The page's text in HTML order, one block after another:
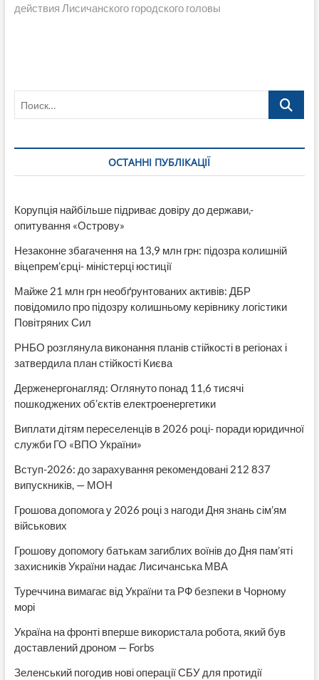
действия Лисичанского городского головы
Поиск…
ОСТАННІ ПУБЛІКАЦІЇ
Корупція найбільше підриває довіру до держави,-
опитування «Острову»
Незаконне збагачення на 13,9 млн грн: підозра колишній
віцепрем’єрці- міністерці юстиції
Майже 21 млн грн необґрунтованих активів: ДБР
повідомило про підозру колишньому керівнику логістики
Повітряних Сил
РНБО розглянула виконання планів стійкості в регіонах і
затвердила план стійкості Києва
Держенергонагляд: Оглянуто понад 11,6 тисячі
пошкоджених об’єктів електроенергетики
Виплати дітям переселенців в 2026 році- поради юридичної
служби ГО «ВПО України»
Вступ-2026: до зарахування рекомендовані 212 837
випускників, — МОН
Грошова допомога у 2026 році з нагоди Дня знань сім’ям
військових
Грошову допомогу батькам загиблих воїнів до Дня пам’яті
захисників України надає Лисичанська МВА
Туреччина вимагає від України та РФ безпеки в Чорному
морі
Україна на фронті вперше використала робота, який був
доставлений дроном — Forbs
Зеленський погодив нові операції СБУ для протидії